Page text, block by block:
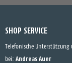
SHOP SERVICE
Telefonische
bei: Andreas Auer